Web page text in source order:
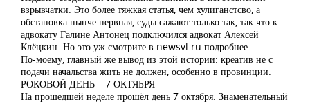
взрывчатки. Это более тяжкая статья, чем хулиганстсво, а
обстановка нынче нервная, суды сажают только так, так что к
адвокату Галине Антонец подключился адвокат Алексей
Клёцкин. Но это уж смотрите в newsvl.ru подробнее.
По-моему, главный же вывод из этой истории: креатив не с
подачи начальства жить не должен, особенно в провинции.
РОКОВОЙ ДЕНЬ – 7 ОКТЯБРЯ
На прошедшей неделе прошёл день 7 октября. Знаменательный